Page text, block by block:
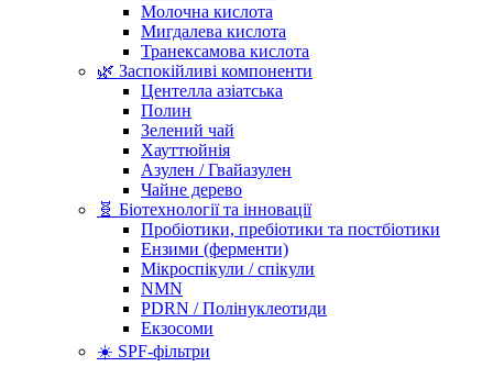
Молочна кислота
Мигдалева кислота
Транексамова кислота
🌿 Заспокійливі компоненти
Центелла азіатська
Полин
Зелений чай
Хауттюйнія
Азулен / Гвайазулен
Чайне дерево
🧬 Біотехнології та інновації
Пробіотики, пребіотики та постбіотики
Ензими (ферменти)
Мікроспікули / спікули
NMN
PDRN / Полінуклеотиди
Екзосоми
☀️ SPF-фільтри